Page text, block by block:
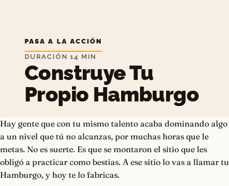
PASA A LA ACCIÓN
DURACIÓN 14 MIN
Construye Tu
Propio Hamburgo
Hay gente que con tu mismo talento acaba dominando algo
a un nivel que tú no alcanzas, por muchas horas que le
metas. No es suerte. Es que se montaron el sitio que les
obligó a practicar como bestias. A ese sitio lo vas a llamar tu
Hamburgo, y hoy te lo fabricas.